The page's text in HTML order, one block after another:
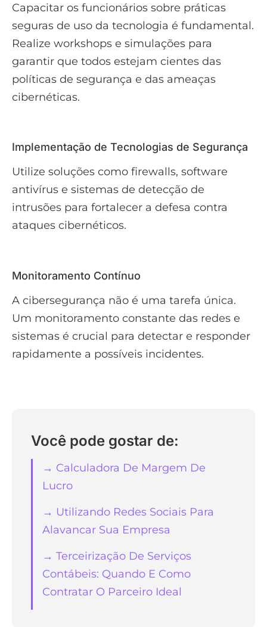
Capacitar os funcionários sobre práticas
seguras de uso da tecnologia é fundamental.
Realize workshops e simulações para
garantir que todos estejam cientes das
políticas de segurança e das ameaças
cibernéticas.
Implementação de Tecnologias de Segurança
Utilize soluções como firewalls, software
antivírus e sistemas de detecção de
intrusões para fortalecer a defesa contra
ataques cibernéticos.
Monitoramento Contínuo
A cibersegurança não é uma tarefa única.
Um monitoramento constante das redes e
sistemas é crucial para detectar e responder
rapidamente a possíveis incidentes.
Você pode gostar de:
→ Calculadora De Margem De
Lucro
→ Utilizando Redes Sociais Para
Alavancar Sua Empresa
→ Terceirização De Serviços
Contábeis: Quando E Como
Contratar O Parceiro Ideal